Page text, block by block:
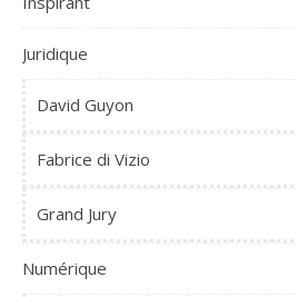
Juridique
David Guyon
Fabrice di Vizio
Grand Jury
Numérique